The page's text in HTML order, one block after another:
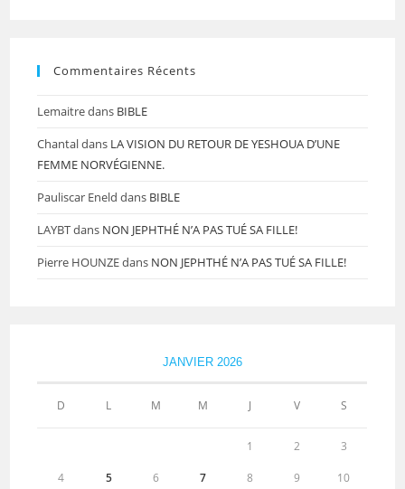
Commentaires Récents
Lemaitredans BIBLE
Chantaldans LA VISION DU RETOUR DE YESHOUA D’UNE
FEMME NORVÉGIENNE.
Pauliscar Eneld dans BIBLE
LAYBTdans NON JEPHTHÉ N’A PAS TUÉ SA FILLE!
Pierre HOUNZEdans NON JEPHTHÉ N’A PAS TUÉ SA FILLE!
JANVIER 2026
D L M M J V S
1 2 3
4 5 6 7 8 9 10